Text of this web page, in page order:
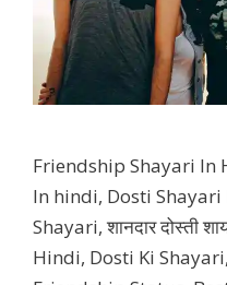
Friendship Shayari In
In hindi, Dosti
Shayari, शानदार दोस्ती
Hindi, Dosti Ki